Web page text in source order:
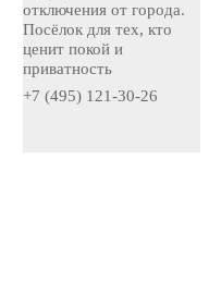
отключения от города.
Посёлок для тех, кто
ценит покой и
приватность
+7 (495) 121-30-26